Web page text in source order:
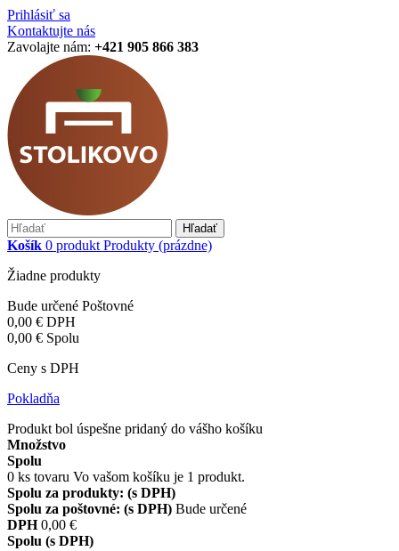
Prihlásiť sa
Kontaktujte nás
Zavolajte nám: +421 905 866 383
Hľadať
Košík 0 produkt Produkty (prázdne)
Žiadne produkty
Bude určené Poštovné
0,00 € DPH
0,00 € Spolu
Ceny s DPH
Pokladňa
Produkt bol úspešne pridaný do vášho košíku
Množstvo
Spolu
0 ks tovaru Vo vašom košíku je 1 produkt.
Spolu za produkty: (s DPH)
Spolu za poštovné: (s DPH) Bude určené
DPH 0,00 €
Spolu (s DPH)